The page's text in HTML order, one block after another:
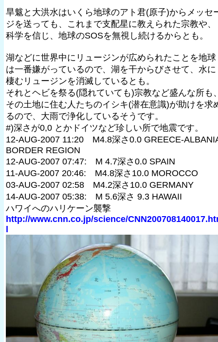
旱魃と大洪水はいくら地球のアト君(原子)からメッセ
ジを送っても、これまで支配星に教えられた宗教や、
科学を信じ、地球のSOSを無視し続けるからとも。
湖などに世界中にリュージンが広められたことを地球
は一番嫌がっているので、湖を干からびさせて、水に
棲むリュージンを消滅しているとも。
それとヘビを祭る(隠れていても)宗教など盛んな所も
その土地に住む人たちのイシキ(潜在意識)が助けを求
るので、大雨で浄化しているそうです。
#)深さが0,0 とかドイツなど珍しい所で地震です。
12-AUG-2007 11:20 M4.8深さ0.0 GREECE-
BORDER REGION
12-AUG-2007 07:47: M 4.7深さ0.0 SPAIN
11-AUG-2007 20:46: M4.8深さ10.0 MOROCCO
03-AUG-2007 02:58 M4.2深さ10.0 GERMANY
14-AUG-2007 05:38: M 5.6深さ 9.3 HAWAII
ハワイへのハリケーン襲撃
http://www.cnn.co.jp/science/